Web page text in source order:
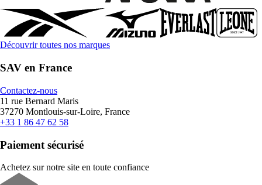
Découvrir toutes nos marques
SAV en France
Contactez-nous
11 rue Bernard Maris
37270 Montlouis-sur-Loire, France
+33 1 86 47 62 58
Paiement sécurisé
Achetez sur notre site en toute confiance